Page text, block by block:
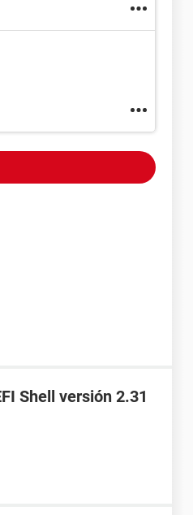
Shell versión 2.31